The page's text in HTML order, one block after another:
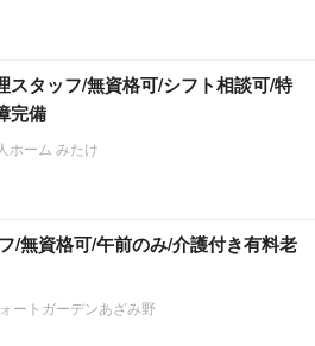
スタッフ/無資格可/シフト相談可/特
完備
ホーム みたけ
/無資格可/午前のみ/介護付き有料老
ートガーデンあざみ野